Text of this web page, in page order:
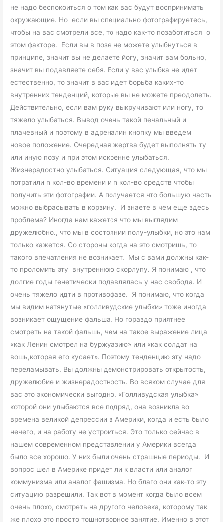
не надо беспокоиться о том как вас будут воспринимать
окружающие. Но если вы специально фотографируетесь,
чтобы на вас смотрели все, то надо как-то позаботиться о
этом факторе. Если вы в позе не можете улыбнуться в
принципе, значит вы не делаете йогу, значит вам больно,
значит вы подавляете себя. Если у вас улыбка не идет
естественно, то значит в вас идет борьба каких-то
внутренних тенденций, которые вы не можете преодолеть.
Действительно, если вам руку выкручивают или ногу, то
тяжело улыбаться. Вывод очень такой печальный и
плачевный и поэтому в адреналин кнопку мы введем
новое положение. Очередная жертва будет выполнять ту
или иную позу и при этом искренне улыбаться.
Жизнерадостно улыбаться. Ситуация следующая, что мы
потратили n кол-во времени и n кол-во средств чтобы
получить эти фотографии. А получается что большую часть
можно выбрасывать в корзину. И знаете в чем еще здесь
проблема? Иногда нам кажется что мы выглядим
дружелюбно., что мы в состоянии полу-улыбки, но это нам
только кажется. Со стороны когда на это смотришь, то
такого впечатления не возникает. Мы с вами должны как-
то проломить эту внутреннюю скорлупу. Я понимаю , что
долгие годы генетически подавлялась у нас свобода. И
очень тяжело идти в противофазе. Я понимаю, что когда
мы видим натянутые «голливудские улыбки» тоже иногда
возникает ощущение фальша. Но гораздо приятнее
смотреть на такой фальшь, чем на такое выражение лица
«как Ленин смотрел на буржуазию» или «как солдат на
вошь,которая его кусает». Поэтому тенденцию эту надо
переламывать. Вы должны демонстрировать открытость,
дружелюбие и жизнерадостность. Во всяком случае для
вас это экономически выгодно. «Голливудская улыбка»
которой они улыбаются все подряд, она возникла во
времена великой депрессии в Америки, когда и есть было
нечего, и на работу не устроиться. Это только сейчас в
нашем современном представлении у Америки всегда
было все хорошо. У них были очень страшные периоды. И
вопрос шел в Америке придет ли к власти или аналог
коммунизма или аналог фашизма. Но благо они как-то эту
ситуацию разрешили. Так вот в момент когда было всем
очень плохо, смотреть на другого человека, которому так
же плохо это просто тошнотворное занятие. Именно в этот